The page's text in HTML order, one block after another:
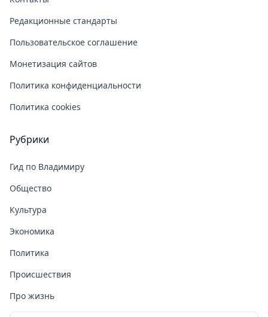
Редакционные стандарты
Пользовательское соглашение
Монетизация сайтов
Политика конфиденциальности
Политика cookies
Рубрики
Гид по Владимиру
Общество
Культура
Экономика
Политика
Происшествия
Про жизнь